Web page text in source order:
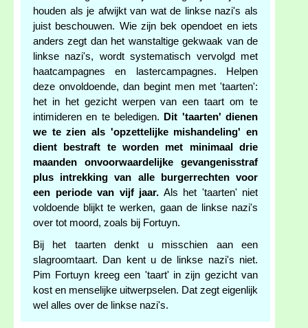
houden als je afwijkt van wat de linkse nazi's als
juist beschouwen. Wie zijn bek opendoet en iets
anders zegt dan het wanstaltige gekwaak van de
linkse nazi's, wordt systematisch vervolgd met
haatcampagnes en lastercampagnes. Helpen
deze onvoldoende, dan begint men met 'taarten':
het in het gezicht werpen van een taart om te
intimideren en te beledigen.
Dit 'taarten' dienen
we te zien als 'opzettelijke mishandeling' en
dient bestraft te worden met minimaal drie
maanden onvoorwaardelijke gevangenisstraf
plus intrekking van alle burgerrechten voor
een periode van vijf jaar. Als het 'taarten' niet
voldoende blijkt te werken, gaan de linkse nazi's
over tot moord, zoals bij Fortuyn.
Bij het taarten denkt u misschien aan een
slagroomtaart. Dan kent u de linkse nazi's niet.
Pim Fortuyn kreeg een 'taart' in zijn gezicht van
kost en menselijke uitwerpselen. Dat zegt eigenlijk
wel alles over de linkse nazi's.